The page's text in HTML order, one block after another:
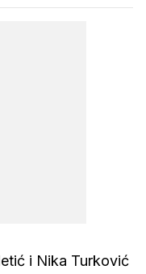
i Nika Turković